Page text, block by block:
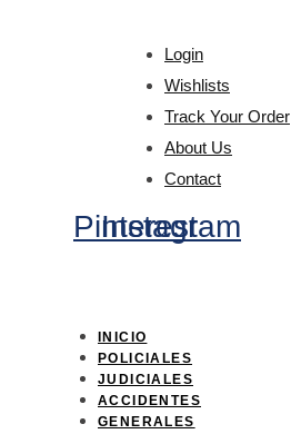
Login
Wishlists
Track Your Order
About Us
Contact
Pinterest
Instagram
INICIO
POLICIALES
JUDICIALES
ACCIDENTES
GENERALES